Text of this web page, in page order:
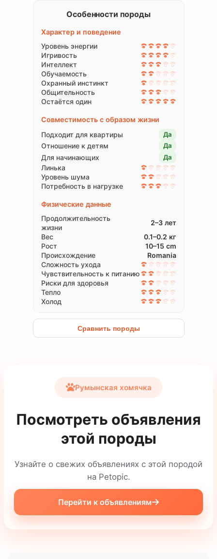
Особенности породы
Характер и поведение
Уровень энергии
Игривость
Интеллект
Обучаемость
Охранный инстинкт
Общительность
Остаётся один
Совместимость с образом жизни
Подходит для квартиры
Да
Отношение к детям Да
Для начинающих Да
Линька
Уровень шума
Потребность в нагрузке
Физические данные
Продолжительность
жизни
2–3 лет
Вес
0.1–0.2 кг
Рост
10–15 cm
Происхождение
Romania
Сложность ухода
Чувствительность к питанию
Риски для здоровья
Тепло
Холод
Сравнить породы
Румынская хомячка
Посмотреть объявления
этой породы
Узнайте о свежих объявлениях с этой породой
на Petopic.
Перейти к объявлениям